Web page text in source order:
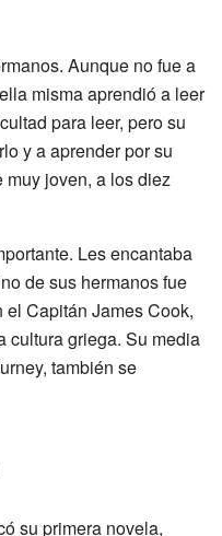
Aunque no fue a
misma aprendió a leer
para leer, pero su
y a aprender por su
joven, a los diez
Les encantaba
de sus hermanos fue
Capitán James Cook,
cultura griega. Su media
también se
su primera novela,